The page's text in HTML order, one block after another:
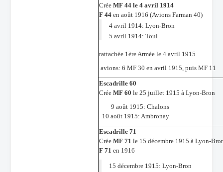
Crée MF 44 le 4 avril 1914
F 44 en août 1916 (Avions Farman 40)
4 avril 1914: Lyon-Bron
5 avril 1914: Toul
rattachée 1ère Armée le 4 avril 1915
avions: 6 MF 30 en avril 1915, puis MF 11
Escadrille 60
Crée MF 60 le 25 juillet 1915 à Lyon-Bron
9 août 1915: Chalons
10 août 1915: Ambronay
Escadrille 71
Crée MF 71 le 15 décembre 1915 à Lyon-
F 71 en 1916
15 décembre 1915: Lyon-Bron